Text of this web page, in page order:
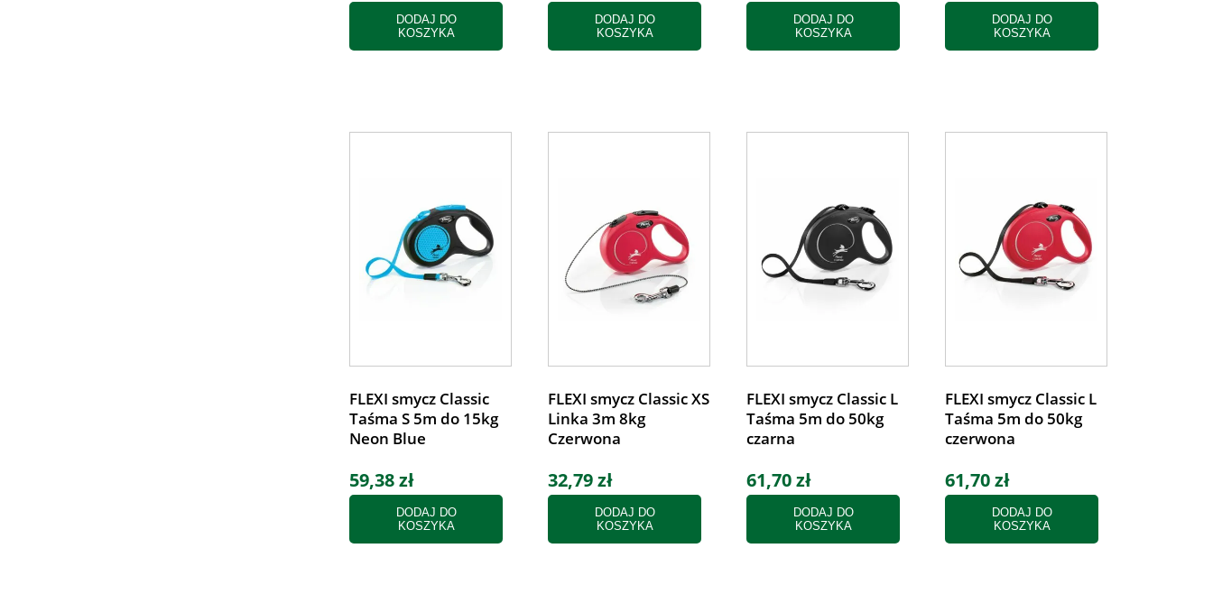
DODAJ DO
KOSZYKA
DODAJ DO
KOSZYKA
DODAJ DO
KOSZYKA
DODAJ DO
KOSZYKA
FLEXI smycz Classic
Taśma S 5m do 15kg
Neon Blue
59,38 zł
DODAJ DO
KOSZYKA
FLEXI smycz Classic XS
Linka 3m 8kg
Czerwona
32,79 zł
DODAJ DO
KOSZYKA
FLEXI smycz Classic L
Taśma 5m do 50kg
czarna
61,70 zł
DODAJ DO
KOSZYKA
FLEXI smycz Classic L
Taśma 5m do 50kg
czerwona
61,70 zł
DODAJ DO
KOSZYKA